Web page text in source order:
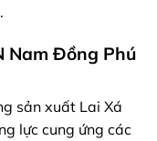
Nam Đồng Phú
sản xuất Lai Xá
lực cung ứng các